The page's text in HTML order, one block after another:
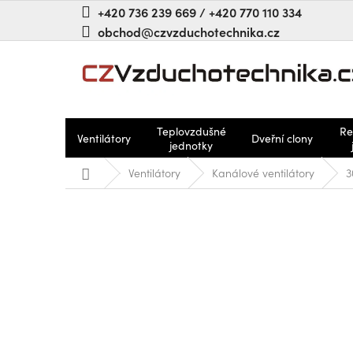
+420 736 239 669 / +420 770 110 334
obchod@czvzduchotechnika.cz
Ventilátory
Teplovzdušné
jednotky
Dveřní clony
DomovVentilátory Kanálové ventilátory